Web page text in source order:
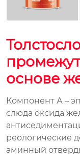
основе
Компонент А –
слюда оксида
реологические
аминный